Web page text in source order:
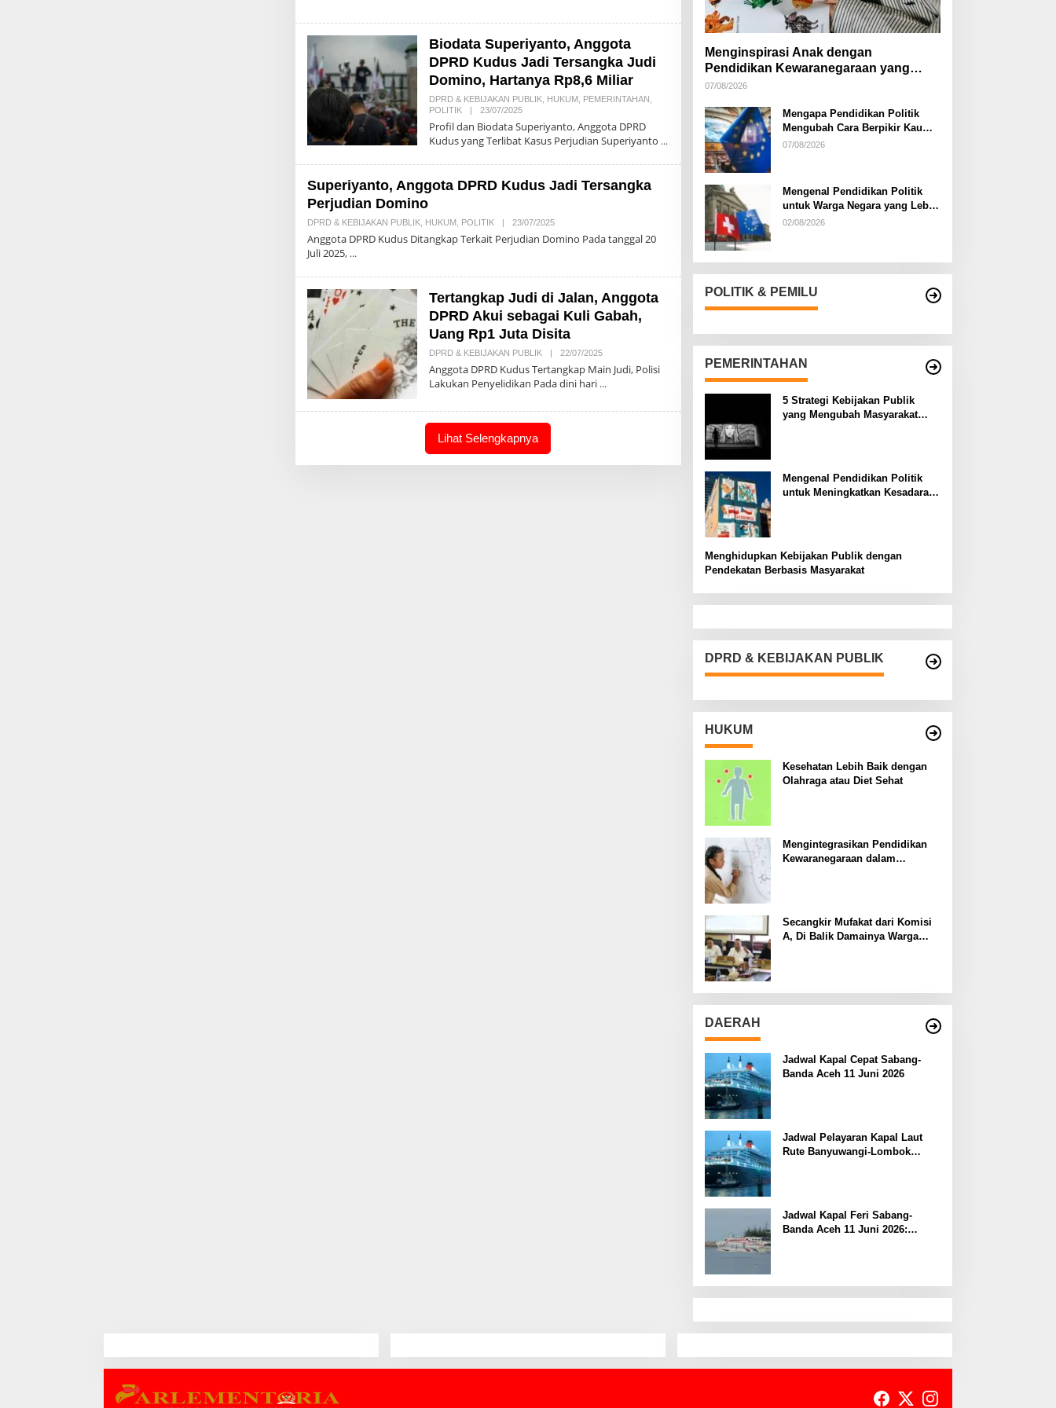
A
S
Biodata Superiyanto, Anggota
DPRD Kudus Jadi Tersangka Judi
Domino, Hartanya Rp8,6 Miliar
DPRD & KEBIJAKAN PUBLIK, HUKUM, PEMERINTAHAN
POLITIK
| 23/07/2025O
E
H
E
A
I
Profil dan Biodata Superiyanto, Anggota DPRD
Kudus yang Terlibat Kasus Perjudian Superiyanto
Superiyanto, Anggota DPRD Kudus Jadi Tersangka
Perjudian Domino
DPRD & KEBIJAKAN PUBLIK, HUKUM, POLITIK | 23/07/2025O
E
E
A
K
S
I
Anggota DPRD Kudus Ditangkap Terkait Perjudian Domino Pada tanggal 20
Juli 2025,
Tertangkap Judi di Jalan, Anggota
DPRD Akui sebagai Kuli Gabah,
Uang Rp1 Juta Disita
DPRD & KEBIJAKAN PUBLIK | 22/07/2025O
L
E
H
Anggota DPRD Kudus Tertangkap Main Judi, Polisi
Lakukan Penyelidikan Pada dini hari
Lihat Selengkapnya
Menginspirasi Anak dengan
Pendidikan Kewaranegaraan yang
Kreatif
07/08/2026
Mengapa Pendidikan Politik
Mengubah Cara Berpikir Kaum
Muda
07/08/2026
Mengenal Pendidikan Politik
untuk Warga Negara yang Lebih
Kritis
02/08/2026
POLITIK & PEMILU
PEMERINTAHAN
5 Strategi Kebijakan Publik
yang Mengubah Masyarakat
Mengenal Pendidikan Politik
untuk Meningkatkan Kesadaran
Menghidupkan Kebijakan Publik dengan
Pendekatan Berbasis Masyarakat
DPRD & KEBIJAKAN PUBLIK
HUKUM
Kesehatan Lebih Baik dengan
Olahraga atau Diet Sehat
Mengintegrasikan Pendidikan
Kewaranegaraan dalam
Secangkir Mufakat dari Komisi
A, Di Balik Damainya Warga
DAERAH
Jadwal Kapal Cepat Sabang-
Banda Aceh 11 Juni 2026
Jadwal Pelayaran Kapal Laut
Rute Banyuwangi-Lombok
Jadwal Kapal Feri Sabang-
Banda Aceh 11 Juni 2026: